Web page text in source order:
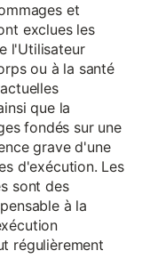
et
exclues les
l'Utilisateur
ou à la santé
que la
fondés sur une
grave d'une
d'exécution. Les
sont des
à la
régulièrement